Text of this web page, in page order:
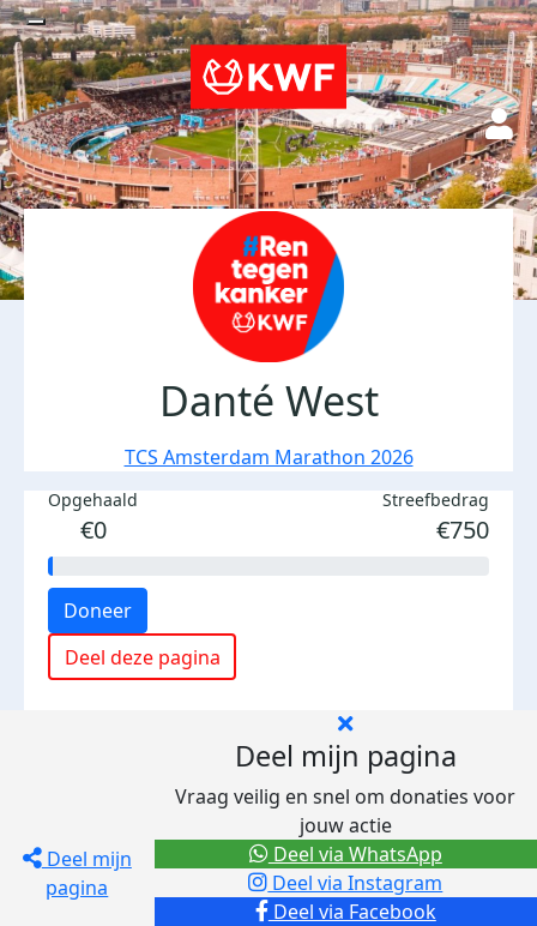
Danté West
TCS Amsterdam Marathon 2026
Opgehaald
€0
Streefbedrag
€750
Doneer
Deel deze pagina
Deel mijn
pagina
Deel mijn pagina
Vraag veilig en snel om donaties voor
jouw actie
Deel via Facebook
Deel via Instagram
Deel via WhatsApp